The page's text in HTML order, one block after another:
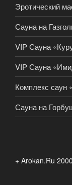
Эротический
Сауна на
VIP Сауна
VIP Сауна
Комплекс саун
Сауна на
+ Arokan.Ru